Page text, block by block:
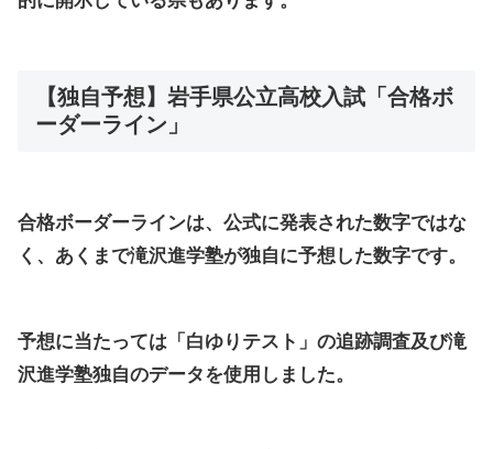
【独自予想】岩手県公立高校入試「合格ボ
ーダーライン」
合格ボーダーラインは、公式に発表された数字ではな
く、あくまで滝沢進学塾が独自に予想した数字です。
予想に当たっては「白ゆりテスト」の追跡調査及び滝
沢進学塾独自のデータを使用しました。